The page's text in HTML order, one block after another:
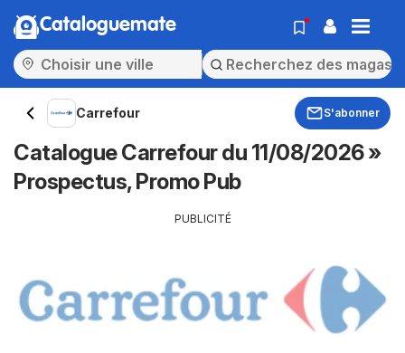
Cataloguemate
Carrefour S'abonner
Catalogue Carrefour du 11/08/2026 »
Prospectus, Promo Pub
PUBLICITÉ